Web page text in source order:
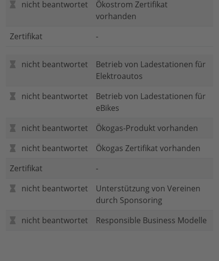
nicht beantwortet
Ökostrom Zertifikat
vorhanden
Zertifikat
-
nicht beantwortet
Betrieb von Ladestationen für
Elektroautos
nicht beantwortet
Betrieb von Ladestationen für
eBikes
nicht beantwortet
Ökogas-Produkt vorhanden
nicht beantwortet
Ökogas Zertifikat vorhanden
Zertifikat
-
nicht beantwortet
Unterstützung von Vereinen
durch Sponsoring
nicht beantwortet
Responsible Business Modelle